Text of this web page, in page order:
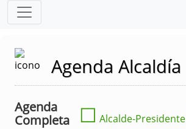
Agenda Alcaldía
Agenda
Completa
☐ Alcalde-Presidente